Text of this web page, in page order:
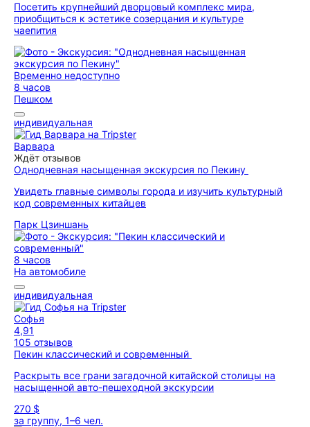
Посетить крупнейший дворцовый комплекс мира,
приобщиться к эстетике созерцания и культуре
чаепития
Временно недоступно
8 часов
Пешком
индивидуальная
Варвара
Ждёт отзывов
Однодневная насыщенная экскурсия по Пекину
Увидеть главные символы города и изучить культурный
код современных китайцев
Парк Цзиншань
8 часов
На автомобиле
индивидуальная
Софья
4,91
105 отзывов
Пекин классический и современный
Раскрыть все грани загадочной китайской столицы на
насыщенной авто-пешеходной экскурсии
270 $
за группу, 1–6 чел.